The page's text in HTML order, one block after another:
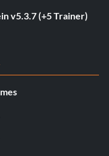
v5.3.7 (+5 Trainer)